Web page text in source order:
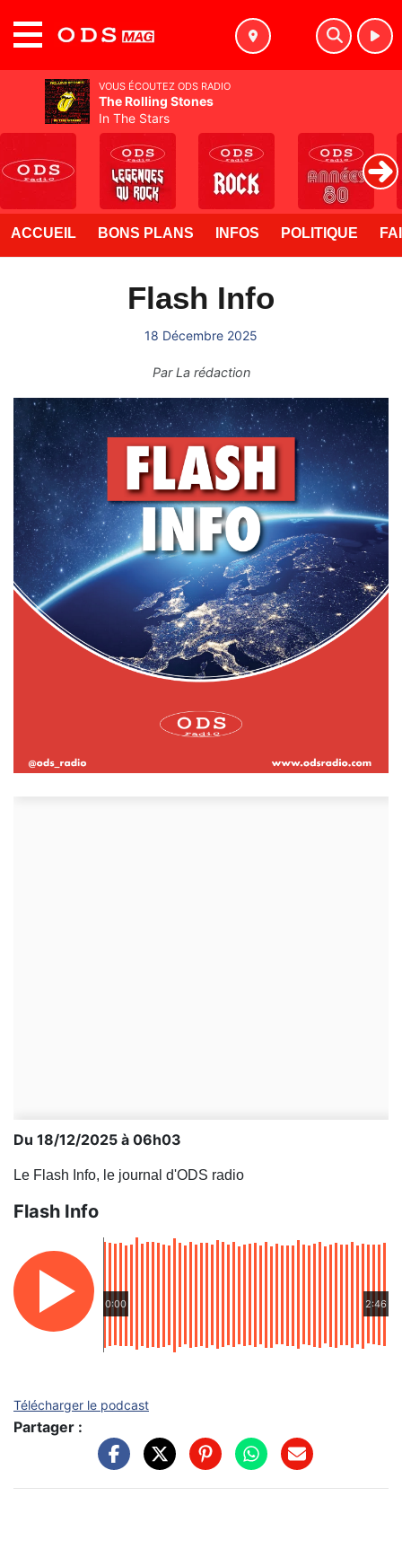
ACCUEIL BONS PLANS INFOS POLITIQUE
Flash Info
18 Décembre 2025
ParLa rédaction
Du 18/12/2025 à 06h03
Le Flash Info, le journal d'ODS radio
Flash Info
0:00 2:46
Télécharger le podcast
Partager :
VOUS ÉCOUTEZ ODS RADIO
The Rolling Stones
In The Stars